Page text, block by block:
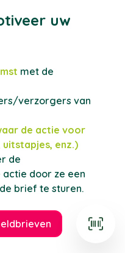
uw
met de
verzorgers van
de actie voor
enz.)
de
door ze een
brief te sturen.